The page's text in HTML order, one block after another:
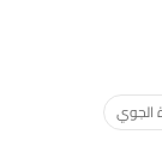
الجوي